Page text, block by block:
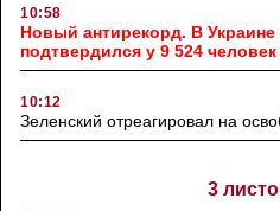
10:58
Новый антирекорд. В Украине
подтвердился у 9 524 человек
10:12
Зеленский отреагировал на
3